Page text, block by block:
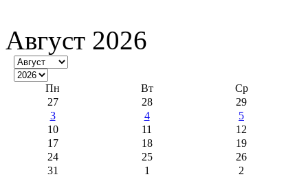
Август 2026
Пн Вт
Ср
27
28
29
3
4
5
10
11
12
17
18
19
24
25
26
31
1 2